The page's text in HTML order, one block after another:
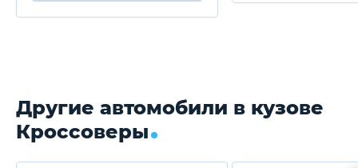
Другие автомобили в кузове
Кроссоверы